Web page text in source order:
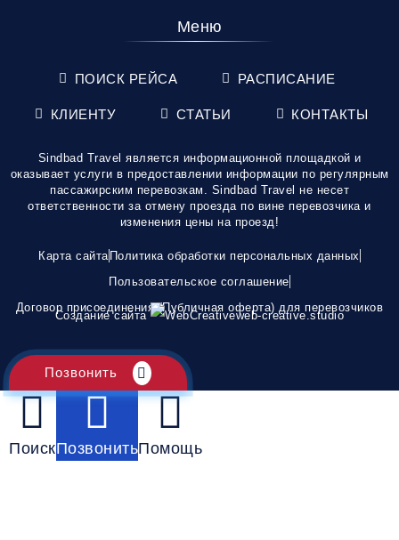
Меню
ПОИСК РЕЙСА РАСПИСАНИЕ
КЛИЕНТУ СТАТЬИ КОНТАКТЫ
Sindbad Travel является информационной площадкой и
оказывает услуги в предоставлении информации по регулярным
пассажирским перевозкам. Sindbad Travel не несет
ответственности за отмену проезда по вине перевозчика и
изменения цены на проезд!
Карта сайта Политика обработки персональных данных
Пользовательское соглашение
Договор присоединения (Публичная оферта) для перевозчиков
Создание сайта web-creative.studio
Позвонить
ПоискПозвонитьПомощь